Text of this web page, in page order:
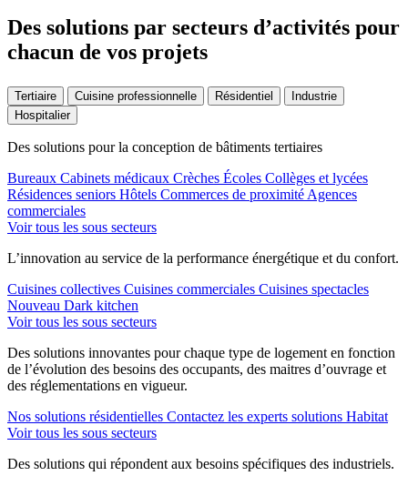
Des solutions par secteurs d’activités pour
chacun de vos projets
Tertiaire Cuisine professionnelle Résidentiel
Industrie
Hospitalier
Des solutions pour la conception de bâtiments tertiaires
Bureaux Cabinets médicaux Crèches Écoles Collèges et lycées
Résidences seniors Hôtels Commerces de proximité Agences
commerciales
Voir tous les sous secteurs
L’innovation au service de la performance énergétique et du confort.
Cuisines collectives Cuisines commerciales Cuisines spectacles
Nouveau Dark kitchen
Voir tous les sous secteurs
Des solutions innovantes pour chaque type de logement en fonction
de l’évolution des besoins des occupants, des maitres d’ouvrage et
des réglementations en vigueur.
Nos solutions résidentielles Contactez les experts solutions Habitat
Voir tous les sous secteurs
Des solutions qui répondent aux besoins spécifiques des industriels.